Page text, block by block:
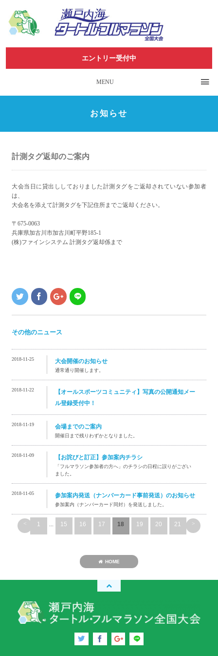
エントリー受付中
MENU
お知らせ
計測タグ返却のご案内
大会当日に貸出ししておりました計測タグをご返却されていない参加者
は、
大会名を添えて計測タグを下記住所までご返却ください。
〒675-0063
兵庫県加古川市加古川町平野185-1
(株)ファインシステム 計測タグ返却係まで
その他のニュース
2018-11-25 大会開催のお知らせ
通常通り開催します。
2018-11-22
【オールスポーツコミュニティ】写真の公開通知メー
ル登録受付中！
2018-11-19 会場までのご案内
開催日まで残りわずかとなりました。
2018-11-09 【お詫びと訂正】参加案内チラシ
「フルマラソン参加者の方へ」のチラシの日程に誤りがござい
ました。
2018-11-05 参加案内発送（ナンバーカード事前発送）のお知らせ
参加案内（ナンバーカード同封）を発送しました。
< 1 ... 15 16 17 18 19 20 21 >
HOME